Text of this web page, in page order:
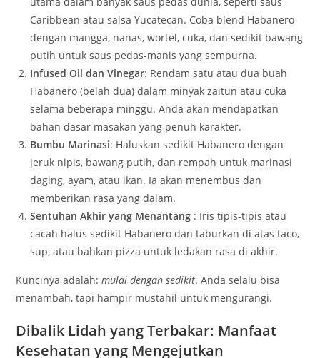
Caribbean atau salsa Yucatecan. Coba blend Habanero
dengan mangga, nanas, wortel, cuka, dan sedikit bawang
putih untuk saus pedas-manis yang sempurna.
Infused Oil dan Vinegar: Rendam satu atau dua buah
Habanero (belah dua) dalam minyak zaitun atau cuka
selama beberapa minggu. Anda akan mendapatkan
bahan dasar masakan yang penuh karakter.
Bumbu Marinasi: Haluskan sedikit Habanero dengan
jeruk nipis, bawang putih, dan rempah untuk marinasi
daging, ayam, atau ikan. Ia akan menembus dan
memberikan rasa yang dalam.
Sentuhan Akhir yang Menantang : Iris tipis-tipis atau
cacah halus sedikit Habanero dan taburkan di atas taco,
sup, atau bahkan pizza untuk ledakan rasa di akhir.
Kuncinya adalah:mulai dengan sedikit. Anda selalu bisa
menambah, tapi hampir mustahil untuk mengurangi.
Dibalik Lidah yang Terbakar: Manfaat
Kesehatan yang Mengejutkan